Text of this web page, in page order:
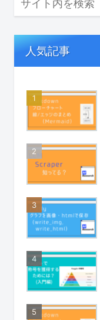
人気記事